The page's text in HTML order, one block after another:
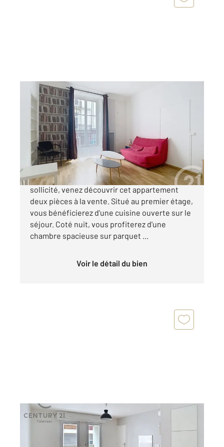
NANTES 44
43,79 m 2, 2 pièces
Ref : 15128
Appartement T2 à vendre
135 000 €
NANTES - 50 OTAGES Dans un quartier Nantais
sollicité, venez découvrir cet appartement
deux pièces à la vente. Situé au premier étage,
vous bénéficierez d'une cuisine ouverte sur le
séjour. Coté nuit, vous profiterez d'une
chambre spacieuse sur parquet ...
Voir le détail du bien
NANTES 44
, 2 pièces
Ref : 15344